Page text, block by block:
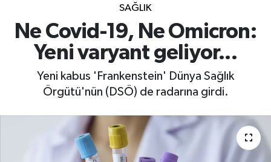
SAĞLIK
Ne Covid-19, Ne Omicron:
Yeni varyant geliyor...
Yeni kabus 'Frankenstein' Dünya Sağlık
Örgütü'nün (DSÖ) de radarına girdi.